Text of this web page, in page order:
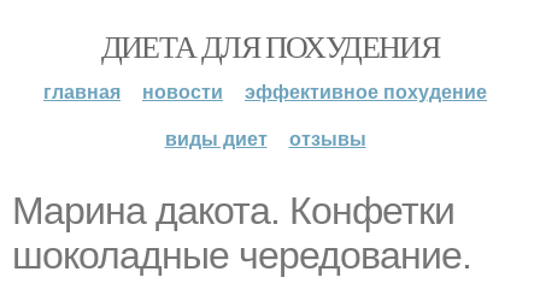
ДИЕТА ДЛЯ ПОХУДЕНИЯ
главная новости
эффективное похудение
виды диет
отзывы
Марина дакота. Конфетки
шоколадные чередование.